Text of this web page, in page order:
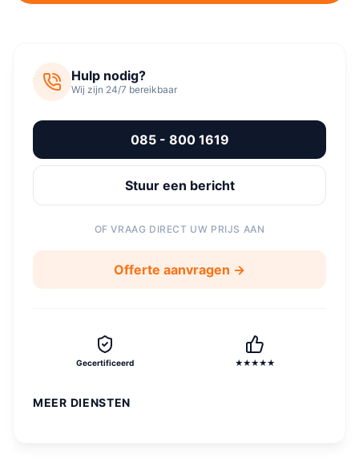
Hulp nodig?
Wij zijn 24/7 bereikbaar
085 - 800 1619
Stuur een bericht
OF VRAAG DIRECT UW PRIJS AAN
Offerte aanvragen →
Gecertificeerd ★★★★★
MEER DIENSTEN